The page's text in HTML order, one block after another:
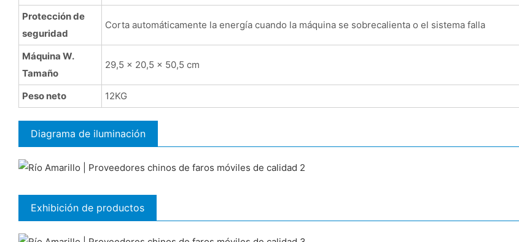
Protección de
seguridad
Corta automáticamente la energía cuando la máquina se sobrecalienta o el sistema falla
Máquina W.
Tamaño
29,5 x 20,5 x 50,5 cm
Peso neto 12KG
Diagrama de iluminación
Exhibición de productos